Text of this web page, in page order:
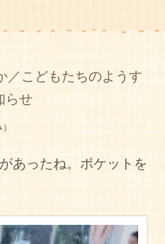
／こどもたちのようす
らせ
あったね。ポケットを